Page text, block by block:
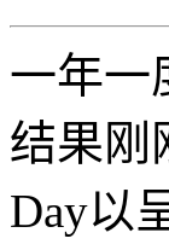
一年一
结果刚
Day以